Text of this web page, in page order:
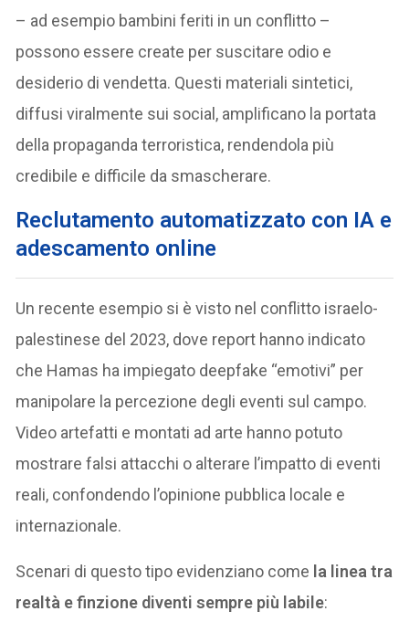
– ad esempio bambini feriti in un conflitto –
possono essere create per suscitare odio e
desiderio di vendetta. Questi materiali sintetici,
diffusi viralmente sui social, amplificano la portata
della propaganda terroristica, rendendola più
credibile e difficile da smascherare.
Reclutamento automatizzato con IA e
adescamento online
Un recente esempio si è visto nel conflitto israelo-
palestinese del 2023, dove report hanno indicato
che Hamas ha impiegato deepfake “emotivi” per
manipolare la percezione degli eventi sul campo.
Video artefatti e montati ad arte hanno potuto
mostrare falsi attacchi o alterare l’impatto di eventi
reali, confondendo l’opinione pubblica locale e
internazionale.
Scenari di questo tipo evidenziano come la linea tra
realtà e finzione diventi sempre più labile: